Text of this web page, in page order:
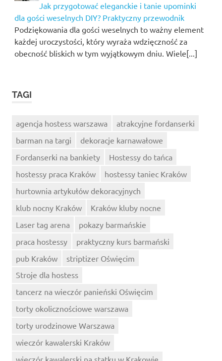
Jak przygotować eleganckie i tanie upominki
dla gości weselnych DIY? Praktyczny przewodnik
Podziękowania dla gości weselnych to ważny element
każdej uroczystości, który wyraża wdzięczność za
obecność bliskich w tym wyjątkowym dniu. Wiele[...]
TAGI
agencja hostess warszawa
atrakcyjne fordanserki
barman na targi
dekoracje karnawałowe
Fordanserki na bankiety
Hostessy do tańca
hostessy praca Kraków
hostessy taniec Kraków
hurtownia artykułów dekoracyjnych
klub nocny Kraków
Kraków kluby nocne
Laser tag arena
pokazy barmańskie
praca hostessy
praktyczny kurs barmański
pub Kraków
striptizer Oświęcim
Stroje dla hostess
tancerz na wieczór panieński Oświęcim
torty okolicznościowe warszawa
torty urodzinowe Warszawa
wieczór kawalerski Kraków